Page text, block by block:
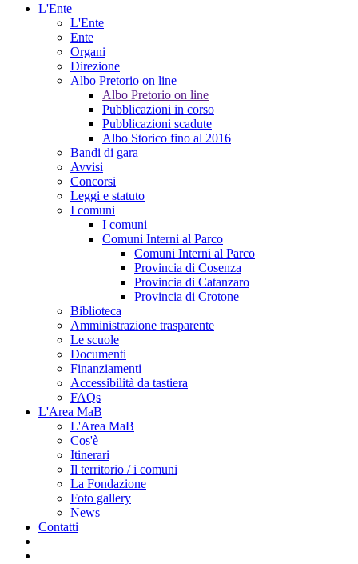
L'Ente
L'Ente
Ente
Organi
Direzione
Albo Pretorio on line
Albo Pretorio on line
Pubblicazioni in corso
Pubblicazioni scadute
Albo Storico fino al 2016
Bandi di gara
Avvisi
Concorsi
Leggi e statuto
I comuni
I comuni
Comuni Interni al Parco
Comuni Interni al Parco
Provincia di Cosenza
Provincia di Catanzaro
Provincia di Crotone
Biblioteca
Amministrazione trasparente
Le scuole
Documenti
Finanziamenti
Accessibilità da tastiera
FAQs
L'Area MaB
L'Area MaB
Cos'è
Itinerari
Il territorio / i comuni
La Fondazione
Foto gallery
News
Contatti